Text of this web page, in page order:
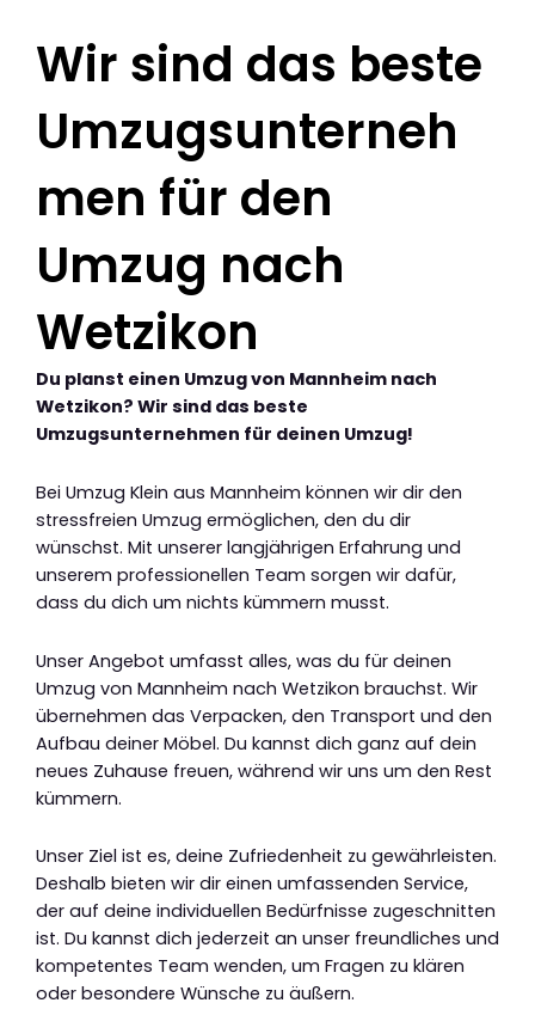
Wir sind das beste
Umzugsunterneh
men für den
Umzug nach
Wetzikon
Du planst einen Umzug von Mannheim nach
Wetzikon? Wir sind das beste
Umzugsunternehmen für deinen Umzug!
Bei Umzug Klein aus Mannheim können wir dir den
stressfreien Umzug ermöglichen, den du dir
wünschst. Mit unserer langjährigen Erfahrung und
unserem professionellen Team sorgen wir dafür,
dass du dich um nichts kümmern musst.
Unser Angebot umfasst alles, was du für deinen
Umzug von Mannheim nach Wetzikon brauchst. Wir
übernehmen das Verpacken, den Transport und den
Aufbau deiner Möbel. Du kannst dich ganz auf dein
neues Zuhause freuen, während wir uns um den Rest
kümmern.
Unser Ziel ist es, deine Zufriedenheit zu gewährleisten.
Deshalb bieten wir dir einen umfassenden Service,
der auf deine individuellen Bedürfnisse zugeschnitten
ist. Du kannst dich jederzeit an unser freundliches und
kompetentes Team wenden, um Fragen zu klären
oder besondere Wünsche zu äußern.